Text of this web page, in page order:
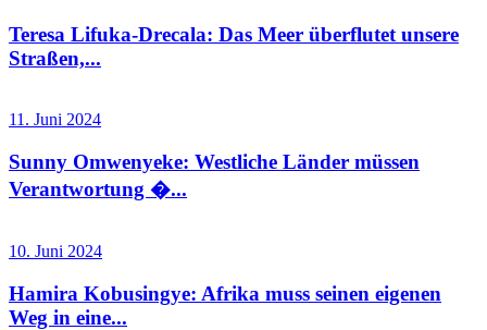
Teresa Lifuka-Drecala: Das Meer überflutet unsere
Straßen,...
11. Juni 2024
Sunny Omwenyeke: Westliche Länder müssen
Verantwortung �...
10. Juni 2024
Hamira Kobusingye: Afrika muss seinen eigenen
Weg in eine...